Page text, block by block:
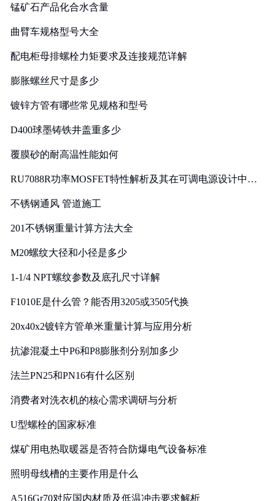
锰矿石产品化合水含量
曲臂车规格型号大全
配电柜母排螺栓力矩要求及连接规范详解
膨胀螺丝尺寸是多少
镀锌方管有哪些常见规格和型号
D400球墨铸铁井盖重多少
覆膜砂的耐高温性能如何
RU7088R功率MOSFET特性解析及其在可调电源设计中的
不锈钢通风 管道施工
201不锈钢重量计算方法大全
M20螺纹大径和小径是多少
1-1/4 NPT螺纹参数及底孔尺寸详解
F1010E是什么管？能否用3205或3505代换
20x40x2镀锌方管单米重量计算与应用分析
抗渗混凝土中P6和P8膨胀剂分别加多少
法兰PN25和PN16有什么区别
消费者对洗衣机的核心需求调研与分析
U型螺栓的国家标准
煤矿用电热取暖器是否符合防爆电气设备标准
照明母线槽的主要作用是什么
A516Gr70对应国内材质及低温冲击要求解析